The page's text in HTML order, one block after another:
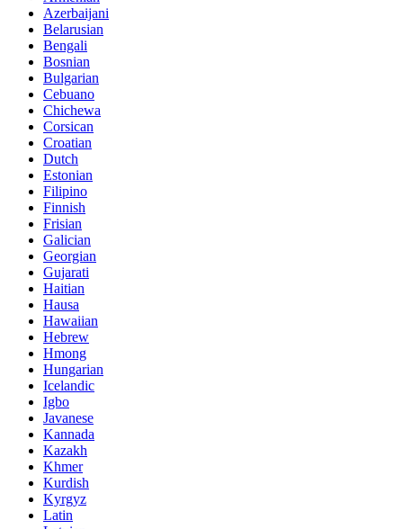
Azerbaijani
Belarusian
Bengali
Bosnian
Bulgarian
Cebuano
Chichewa
Corsican
Croatian
Dutch
Estonian
Filipino
Finnish
Frisian
Galician
Georgian
Gujarati
Haitian
Hausa
Hawaiian
Hebrew
Hmong
Hungarian
Icelandic
Igbo
Javanese
Kannada
Kazakh
Khmer
Kurdish
Kyrgyz
Latin